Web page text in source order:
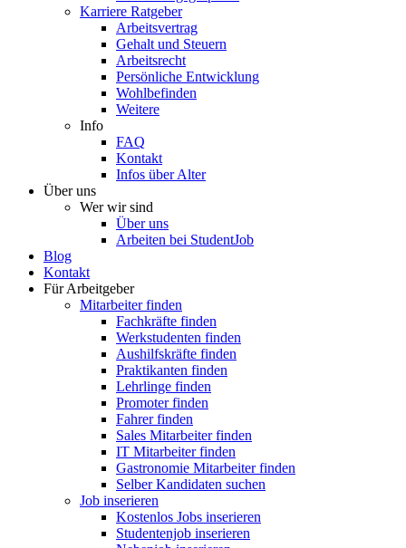
Karriere Ratgeber
Arbeitsvertrag
Gehalt und Steuern
Arbeitsrecht
Persönliche Entwicklung
Wohlbefinden
Weitere
Info
FAQ
Kontakt
Infos über Alter
Über uns
Wer wir sind
Über uns
Arbeiten bei StudentJob
Blog
Kontakt
Für Arbeitgeber
Mitarbeiter finden
Fachkräfte finden
Werkstudenten finden
Aushilfskräfte finden
Praktikanten finden
Lehrlinge finden
Promoter finden
Fahrer finden
Sales Mitarbeiter finden
IT Mitarbeiter finden
Gastronomie Mitarbeiter finden
Selber Kandidaten suchen
Job inserieren
Kostenlos Jobs inserieren
Studentenjob inserieren